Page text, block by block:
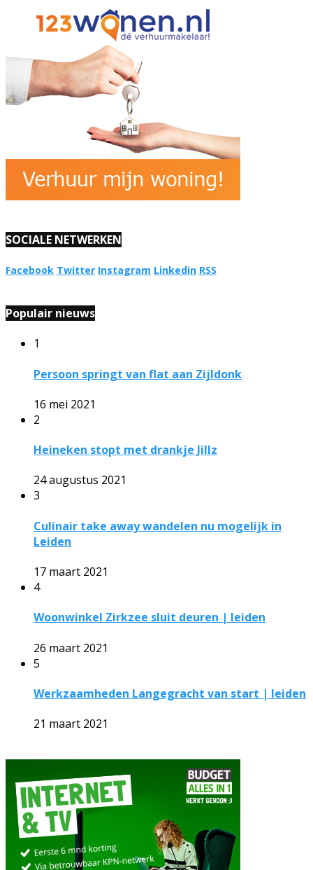
SOCIALE NETWERKEN
Facebook Twitter Instagram Linkedin RSS
Populair nieuws
1
Persoon springt van flat aan Zijldonk
16 mei 2021
2
Heineken stopt met drankje Jillz
24 augustus 2021
3
Culinair take away wandelen nu mogelijk in
Leiden
17 maart 2021
4
Woonwinkel Zirkzee sluit deuren | leiden
26 maart 2021
5
Werkzaamheden Langegracht van start | leiden
21 maart 2021